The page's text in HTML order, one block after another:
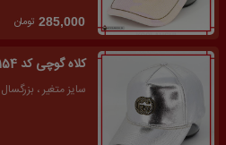
285,000 تومان
کلاه گوچی کد 36154
سایز متغیر ، بزرگسال